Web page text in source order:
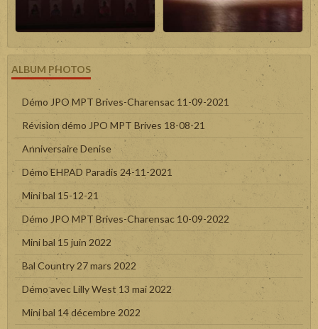
ALBUM PHOTOS
Démo JPO MPT Brives-Charensac 11-09-2021
Révision démo JPO MPT Brives 18-08-21
Anniversaire Denise
Démo EHPAD Paradis 24-11-2021
Mini bal 15-12-21
Démo JPO MPT Brives-Charensac 10-09-2022
Mini bal 15 juin 2022
Bal Country 27 mars 2022
Démo avec Lilly West 13 mai 2022
Mini bal 14 décembre 2022